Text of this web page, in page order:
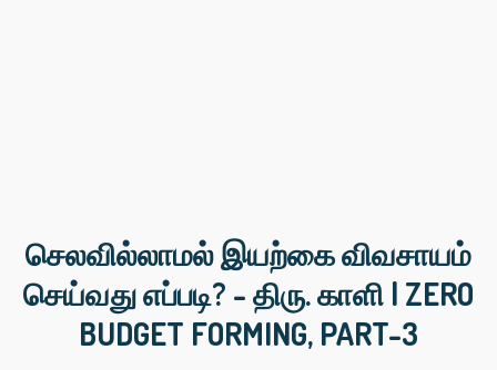
செலவில்லாமல் இயற்கை விவசாயம்
செய்வது எப்படி? - திரு. காளி | ZERO
BUDGET FORMING, PART-3